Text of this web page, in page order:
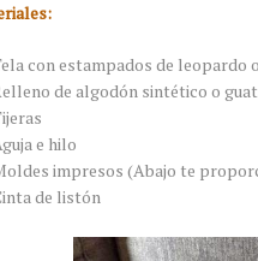
con estampados de leopardo
de algodón sintético o
e hilo
impresos (Abajo te
de listón